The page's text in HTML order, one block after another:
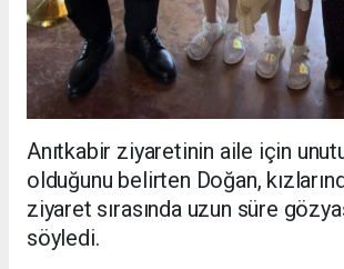
Anıtkabir ziyaretinin aile için
olduğunu belirten Doğan,
ziyaret sırasında uzun süre
söyledi.